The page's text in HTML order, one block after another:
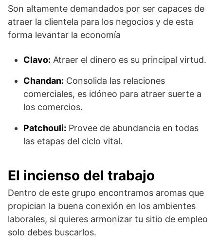
Son altamente demandados por ser capaces de
atraer la clientela para los negocios y de esta
forma levantar la economía
Clavo: Atraer el dinero es su principal virtud.
Chandan: Consolida las relaciones
comerciales, es idóneo para atraer suerte a
los comercios.
Patchouli: Provee de abundancia en todas
las etapas del ciclo vital.
El incienso del trabajo
Dentro de este grupo encontramos aromas que
propician la buena conexión en los ambientes
laborales, si quieres armonizar tu sitio de empleo
solo debes buscarlos.